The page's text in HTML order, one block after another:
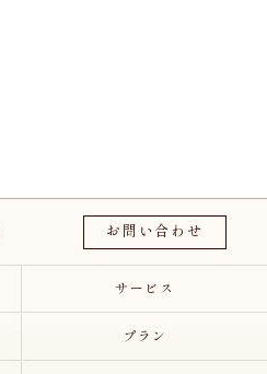
お問い合わせ
サービス
プラン